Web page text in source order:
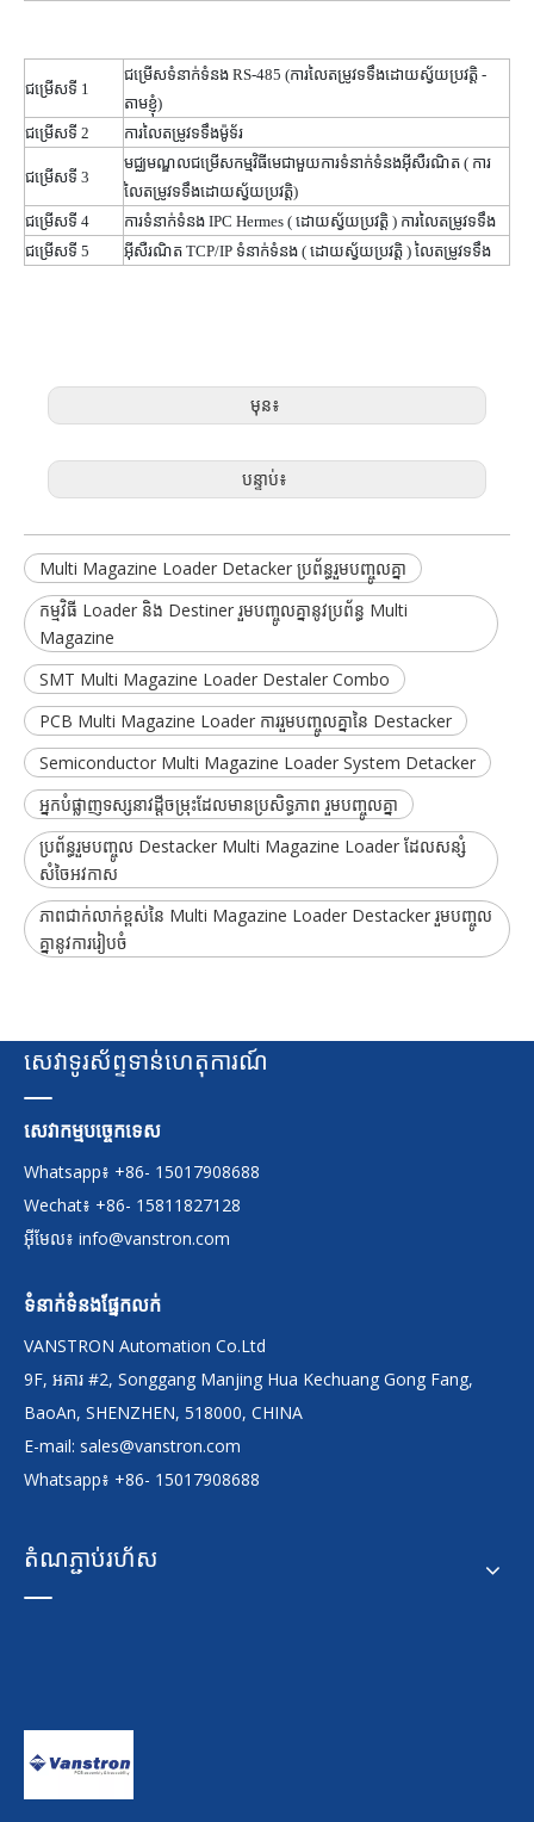
ជម្រើសទី 1
ជម្រើសទំនាក់ទំនង RS-485 (ការលៃតម្រូវទទឹងដោយស្វ័យប្រវត្តិ -
តាមខ្ញុំ)
ជម្រើសទី 2
ការលៃតម្រូវទទឹងម៉ូទ័រ
ជម្រើសទី 3
មជ្ឈមណ្ឌល​ជម្រើស​កម្មវិធី​មេ​ជាមួយ​ការ​ទំនាក់ទំនង​អ៊ីសឺរណិត ( ការ​
លៃតម្រូវ​ទទឹង​ដោយ​ស្វ័យ​ប្រវត្តិ)
ជម្រើសទី 4
ការទំនាក់ទំនង IPC Hermes ( ដោយស្វ័យប្រវត្តិ ) ការលៃតម្រូវទទឹង
ជម្រើសទី 5
អ៊ីសឺរណិត TCP/IP ទំនាក់ទំនង ( ដោយស្វ័យប្រវត្តិ ) លៃតម្រូវទទឹង
មុន៖
បន្ទាប់៖
Multi Magazine Loader Detacker ប្រព័ន្ធរួមបញ្ចូលគ្នា
កម្មវិធី Loader និង Destiner រួមបញ្ចូលគ្នានូវប្រព័ន្ធ Multi
Magazine
SMT Multi Magazine Loader Destaler Combo
PCB Multi Magazine Loader ការរួមបញ្ចូលគ្នានៃ Destacker
Semiconductor Multi Magazine Loader System Detacker
អ្នកបំផ្លាញទស្សនាវដ្តីចម្រុះដែលមានប្រសិទ្ធភាព រួមបញ្ចូលគ្នា
ប្រព័ន្ធរួមបញ្ចូល Destacker Multi Magazine Loader ដែលសន្សំ
សំចៃអវកាស
ភាពជាក់លាក់ខ្ពស់នៃ Multi Magazine Loader Destacker រួមបញ្ចូល
គ្នានូវការរៀបចំ
សេវាទូរស័ព្ទទាន់ហេតុការណ៍
សេវាកម្មបច្ចេកទេស
Whatsapp៖ +86- 15017908688
Wechat៖ +86- 15811827128
អ៊ីមែល៖ info@vanstron.com
ទំនាក់ទំនងផ្នែកលក់
VANSTRON Automation Co.Ltd
9F, អគារ #2, Songgang Manjing Hua Kechuang Gong Fang,
BaoAn, SHENZHEN, 518000, CHINA
E-mail: sales@vanstron.com
Whatsapp៖ +86- 15017908688
តំណភ្ជាប់រហ័ស